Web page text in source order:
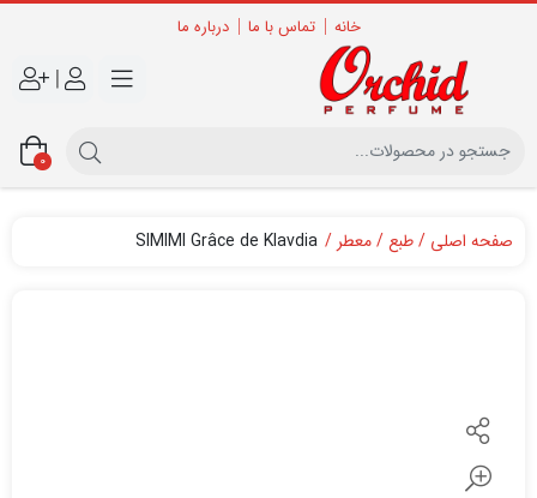
خانه تماس با ما درباره ما
|
0
صفحه اصلی طبع معطر SIMIMI Grâce de Klavdia